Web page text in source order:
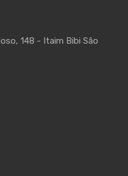
148 - Itaim Bibi São